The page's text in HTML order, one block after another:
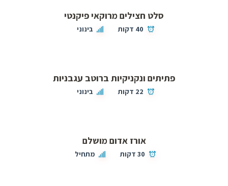
סלט חצילים מרוקאי פיקנטי
40 דקות בינוני
פתיתים ונקניקיות ברוטב עגבניות
22 דקות בינוני
אורז אדום מושלם
30 דקות מתחיל